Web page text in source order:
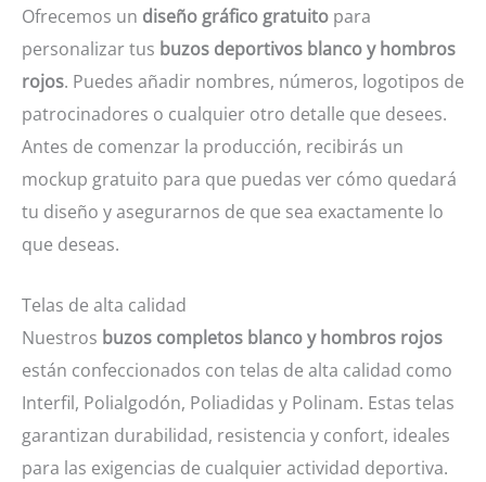
Ofrecemos un diseño gráfico gratuito para
personalizar tus buzos deportivos blanco y hombros
rojos. Puedes añadir nombres, números, logotipos de
patrocinadores o cualquier otro detalle que desees.
Antes de comenzar la producción, recibirás un
mockup gratuito para que puedas ver cómo quedará
tu diseño y asegurarnos de que sea exactamente lo
que deseas.
Telas de alta calidad
Nuestros buzos completos blanco y hombros rojos
están confeccionados con telas de alta calidad como
Interfil, Polialgodón, Poliadidas y Polinam. Estas telas
garantizan durabilidad, resistencia y confort, ideales
para las exigencias de cualquier actividad deportiva.